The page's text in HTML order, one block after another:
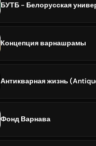
БУТБ - Белорусская
Концепция варнашрамы
Антикварная жизнь
Фонд Варнава